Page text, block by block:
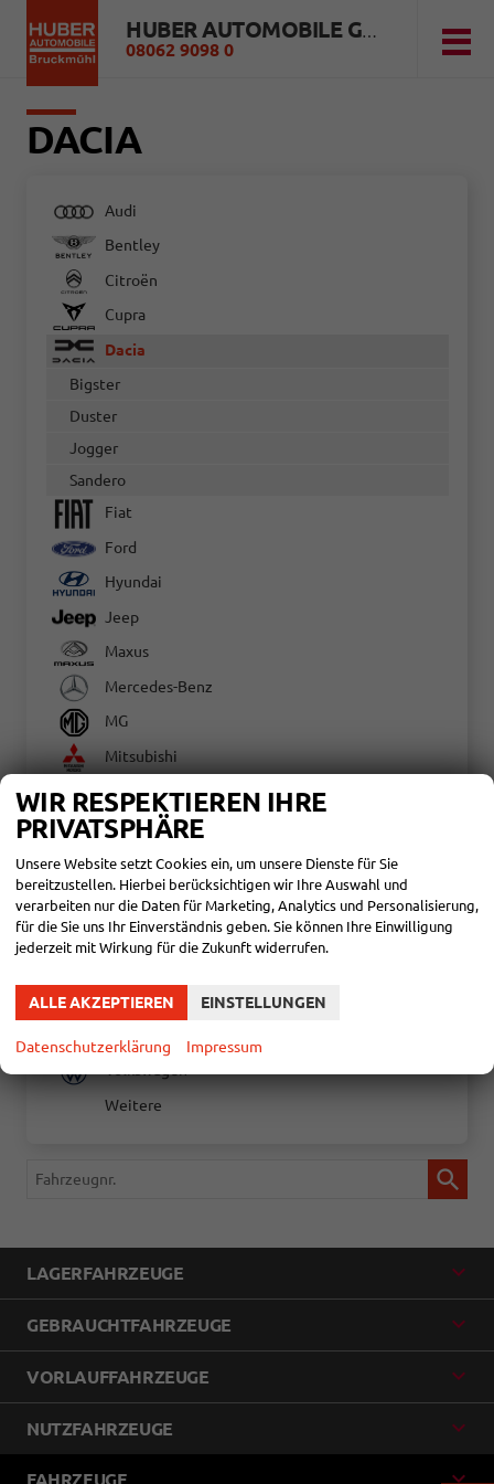
HUBER AUTOMOBILE GMBH
08062 9098 0
DACIA
Audi
Bentley
Citroën
Cupra
Dacia
Bigster
Duster
Jogger
Sandero
Fiat
Ford
Hyundai
Jeep
Maxus
Mercedes-Benz
MG
Mitsubishi
Nissan
Opel
Peugeot
Renault
SEAT
Suzuki
Weitere
Fahrzeugnr.
LAGERFAHRZEUGE
GEBRAUCHTFAHRZEUGE
VORLAUFFAHRZEUGE
NUTZFAHRZEUGE
FAHRZEUGE
WIR RESPEKTIEREN IHRE
PRIVATSPHÄRE
Unsere Website setzt Cookies ein, um unsere Dienste für Sie
bereitzustellen. Hierbei berücksichtigen wir Ihre Auswahl und
verarbeiten nur die Daten für Marketing, Analytics und Personalisierung,
für die Sie uns Ihr Einverständnis geben. Sie können Ihre Einwilligung
jederzeit mit Wirkung für die Zukunft widerrufen.
ALLE AKZEPTIEREN EINSTELLUNGEN
Datenschutzerklärung Impressum